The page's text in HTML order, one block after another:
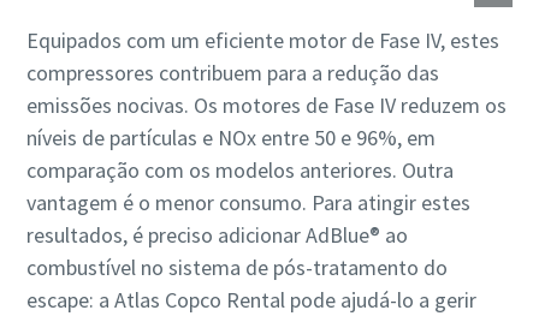
Equipados com um eficiente motor de Fase IV, estes
compressores contribuem para a redução das
emissões nocivas. Os motores de Fase IV reduzem os
níveis de partículas e NOx entre 50 e 96%, em
comparação com os modelos anteriores. Outra
vantagem é o menor consumo. Para atingir estes
resultados, é preciso adicionar AdBlue® ao
combustível no sistema de pós-tratamento do
escape: a Atlas Copco Rental pode ajudá-lo a gerir